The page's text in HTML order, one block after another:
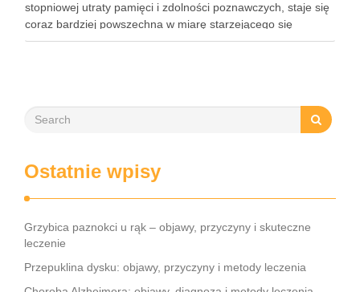
stopniowej utraty pamięci i zdolności poznawczych, staje się
coraz bardziej powszechna w miarę starzejącego się
społeczeństwa. Zrozumienie przyczyn, objawów oraz
Ostatnie wpisy
Grzybica paznokci u rąk – objawy, przyczyny i skuteczne
leczenie
Przepuklina dysku: objawy, przyczyny i metody leczenia